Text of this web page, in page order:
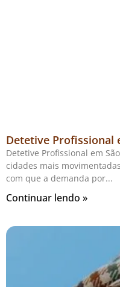
Detetive Profissional
Detetive Profissional em
cidades mais
com que a demanda por
Continuar lendo »